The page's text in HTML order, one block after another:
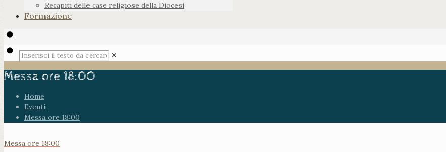
Recapiti delle case religiose della Diocesi
Formazione
✕
Messa ore 18:00
Home
Eventi
Messa ore 18:00
Messa ore 18:00